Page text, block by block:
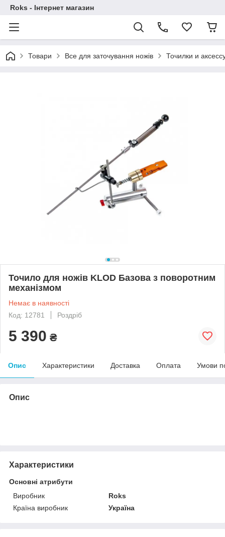
Roks - Інтернет магазин
Товари Все для заточування ножів Точилки и
Точило для ножів KLOD Базова з поворотним
механізмом
Немає в наявності
Код: 12781
Роздріб
5 390 ₴
Опис Характеристики Доставка Оплата Умови
Опис
Характеристики
Основні атрибути
Виробник
Roks
Країна виробник
Україна